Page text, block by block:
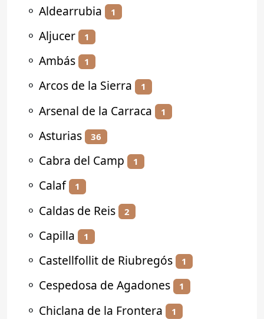
⚬ Aldearrubia 1
⚬ Aljucer 1
⚬ Ambás 1
⚬ Arcos de la Sierra 1
⚬ Arsenal de la Carraca 1
⚬ Asturias 36
⚬ Cabra del Camp 1
⚬ Calaf 1
⚬ Caldas de Reis 2
⚬ Capilla 1
⚬ Castellfollit de Riubregós 1
⚬ Cespedosa de Agadones 1
⚬ Chiclana de la Frontera 1